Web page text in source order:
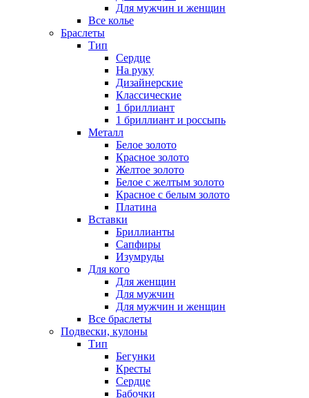
Для мужчин и женщин
Все колье
Браслеты
Тип
Сердце
На руку
Дизайнерские
Классические
1 бриллиант
1 бриллиант и россыпь
Металл
Белое золото
Красное золото
Желтое золото
Белое с желтым золото
Красное с белым золото
Платина
Вставки
Бриллианты
Сапфиры
Изумруды
Для кого
Для женщин
Для мужчин
Для мужчин и женщин
Все браслеты
Подвески, кулоны
Тип
Бегунки
Кресты
Сердце
Бабочки